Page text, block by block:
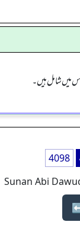
میں شامل ہیں۔
4098
Sunan Abi